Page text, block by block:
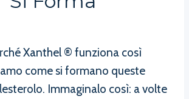
Xanthel ® funziona così
come si formano queste
Immaginalo così: a volte